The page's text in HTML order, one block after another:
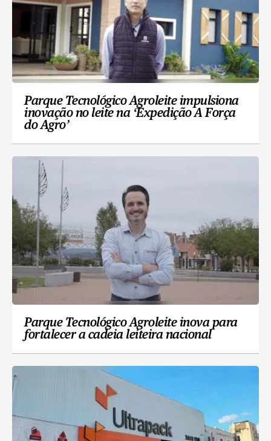
Parque Tecnológico Agroleite impulsiona
inovação no leite na ‘Expedição A Força
do Agro’
Parque Tecnológico Agroleite inova para
fortalecer a cadeia leiteira nacional